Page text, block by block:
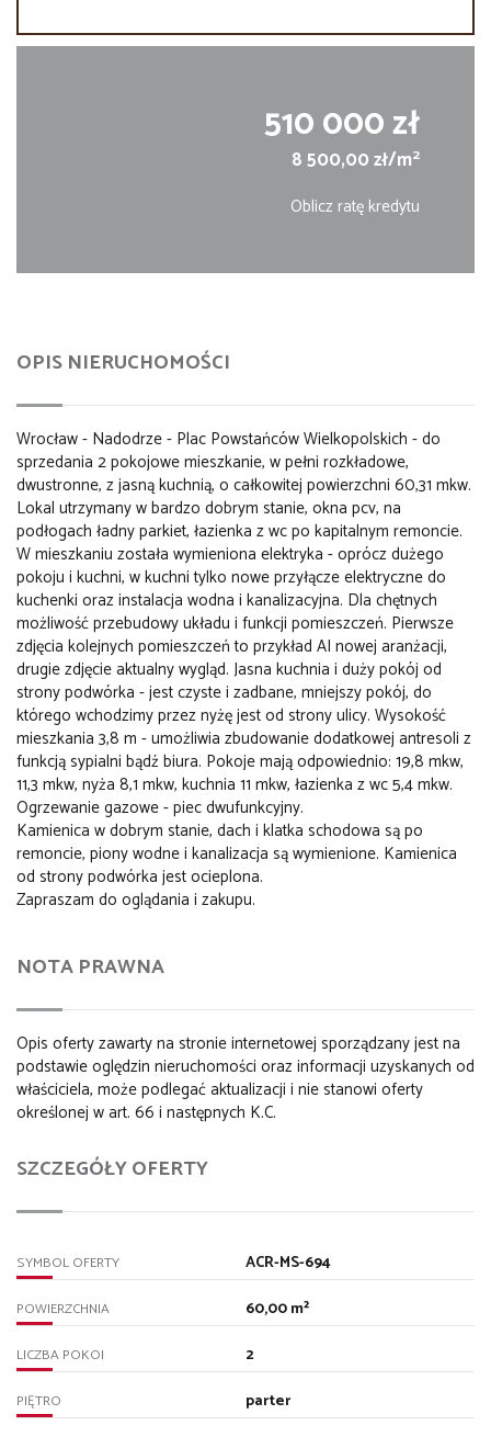
510 000 zł
8 500,00 zł/m2
Oblicz ratę kredytu
OPIS NIERUCHOMOŚCI
Wrocław - Nadodrze - Plac Powstańców Wielkopolskich - do
sprzedania 2 pokojowe mieszkanie, w pełni rozkładowe,
dwustronne, z jasną kuchnią, o całkowitej powierzchni 60,31 mkw.
Lokal utrzymany w bardzo dobrym stanie, okna pcv, na
podłogach ładny parkiet, łazienka z wc po kapitalnym remoncie.
W mieszkaniu została wymieniona elektryka - oprócz dużego
pokoju i kuchni, w kuchni tylko nowe przyłącze elektryczne do
kuchenki oraz instalacja wodna i kanalizacyjna. Dla chętnych
możliwość przebudowy układu i funkcji pomieszczeń. Pierwsze
zdjęcia kolejnych pomieszczeń to przykład AI nowej aranżacji,
drugie zdjęcie aktualny wygląd. Jasna kuchnia i duży pokój od
strony podwórka - jest czyste i zadbane, mniejszy pokój, do
którego wchodzimy przez nyżę jest od strony ulicy. Wysokość
mieszkania 3,8 m - umożliwia zbudowanie dodatkowej antresoli z
funkcją sypialni bądź biura. Pokoje mają odpowiednio: 19,8 mkw,
11,3 mkw, nyża 8,1 mkw, kuchnia 11 mkw, łazienka z wc 5,4 mkw.
Ogrzewanie gazowe - piec dwufunkcyjny.
Kamienica w dobrym stanie, dach i klatka schodowa są po
remoncie, piony wodne i kanalizacja są wymienione. Kamienica
od strony podwórka jest ocieplona.
Zapraszam do oglądania i zakupu.
NOTA PRAWNA
Opis oferty zawarty na stronie internetowej sporządzany jest na
podstawie oględzin nieruchomości oraz informacji uzyskanych od
właściciela, może podlegać aktualizacji i nie stanowi oferty
określonej w art. 66 i następnych K.C.
SZCZEGÓŁY OFERTY
SYMBOL OFERTY ACR-MS-694
POWIERZCHNIA 60,00 m²
LICZBA POKOI 2
PIĘTRO parter